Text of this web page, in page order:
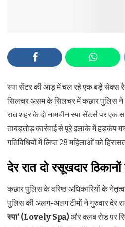
स्पा सेंटर की आड़ में चल रहे एक बड़े सेक्स
सिलचर असम के सिलचर में कछार पुलिस ने
रात शहर के दो नामचीन स्पा सेंटर्स पर एक
ताबड़तोड़ कार्रवाई से पूरे इलाके में हड़कंप
गतिविधियों में लिप्त 28 महिलाओं को
देर रात दो रसूखदार
कछार पुलिस के वरिष्ठ अधिकारियों के नेतृत्व
पुलिस की अलग-अलग टीमों ने गुरुवार देर
स्पा‘ (Lovely Spa)और क्लब रोड पर